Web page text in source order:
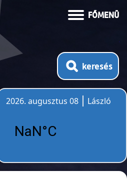
FŐMENÜ
keresés
2026. augusztus 08
László